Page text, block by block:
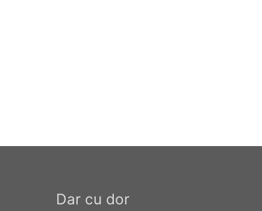
Dar cu dor